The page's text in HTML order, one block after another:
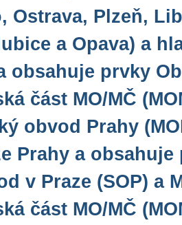
Ostrava, Plzeň,
a Opava) a
obsahuje prvky
část MO/MČ
obvod Prahy
Prahy a obsahuje
v Praze (SOP) a
část MO/MČ